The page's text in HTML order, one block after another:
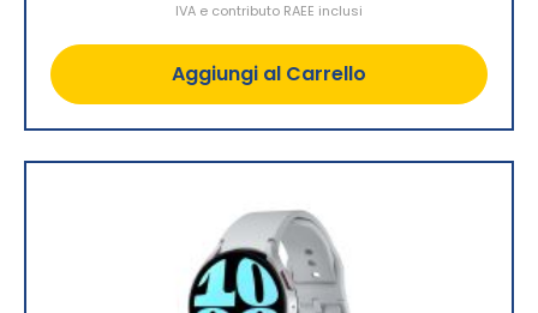
IVA e contributo RAEE inclusi
Aggiungi al Carrello